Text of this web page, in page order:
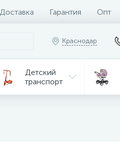
Доставка Гарантия Опт
Краснодар
Детский
транспорт